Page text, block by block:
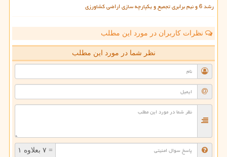
رشد 6 و نیم برابری تجمیع و یکپارچه سازی اراضی کشاورزی
نظرات کاربران در مورد این مطلب
نظر شما در مورد این مطلب
= ۷ بعلاوه ۱